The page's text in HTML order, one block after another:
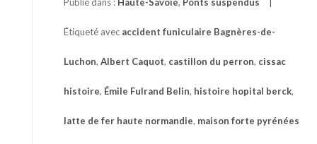
Étiqueté avec accident funiculaire Bagnères-de-
Luchon, Albert Caquot, castillon du perron, cissac
histoire, Émile Fulrand Belin, histoire hopital berck,
latte de fer haute normandie, maison forte pyrénées